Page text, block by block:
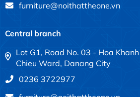
furniture@noithattheone.vn
Central branch
Lot G1, Road No. 03 - Hoa
Chieu Ward, Danang City
0236 3722977